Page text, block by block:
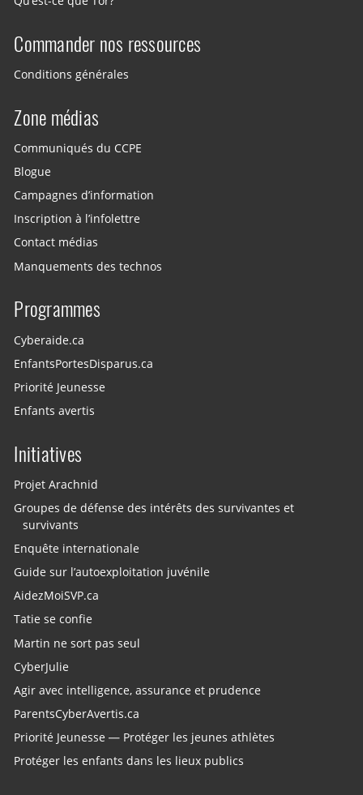
Commander nos ressources
Conditions générales
Zone médias
Communiqués du CCPE
Blogue
Campagnes d’information
Inscription à l’infolettre
Contact médias
Manquements des technos
Programmes
Cyberaide.ca
EnfantsPortesDisparus.ca
Priorité Jeunesse
Enfants avertis
Initiatives
Projet Arachnid
Groupes de défense des intérêts des survivantes et
survivants
Enquête internationale
Guide sur l’autoexploitation juvénile
AidezMoiSVP.ca
Tatie se confie
Martin ne sort pas seul
CyberJulie
Agir avec intelligence, assurance et prudence
ParentsCyberAvertis.ca
Priorité Jeunesse — Protéger les jeunes athlètes
Protéger les enfants dans les lieux publics